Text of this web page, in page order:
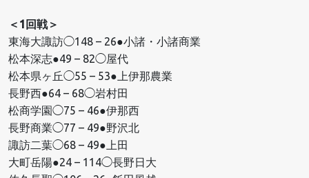
＜1回戦＞
東海大諏訪◯148 – 26●小諸・小諸商業
松本深志●49 – 82◯屋代
松本県ヶ丘◯55 – 53●上伊那農業
長野西●64 – 68◯岩村田
松商学園◯75 – 46●伊那西
長野商業◯77 – 49●野沢北
諏訪二葉◯68 – 49●上田
大町岳陽●24 – 114◯長野日大